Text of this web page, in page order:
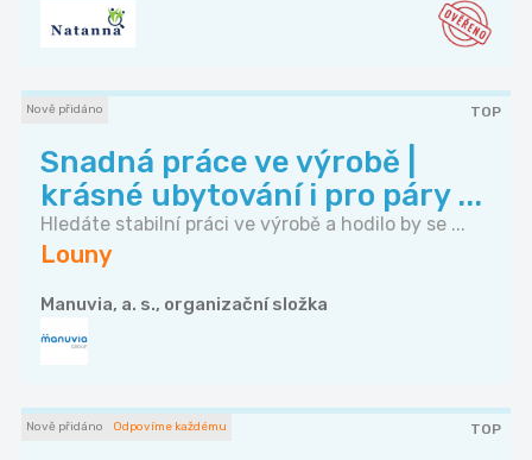
Nově přidáno TOP
Snadná práce ve výrobě |
krásné ubytování i pro páry ...
Hledáte stabilní práci ve výrobě a hodilo by se ...
Louny
Manuvia, a. s., organizační složka
Nově přidáno Odpovíme každému TOP